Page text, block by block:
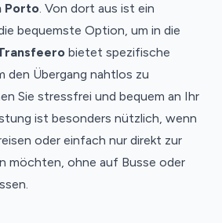
Porto. Von dort aus ist ein
bequemste Option, um in die
bietet spezifische
den Übergang nahtlos zu
Sie stressfrei und bequem an Ihr
ist besonders nützlich, wenn
oder einfach nur direkt zur
möchten, ohne auf Busse oder